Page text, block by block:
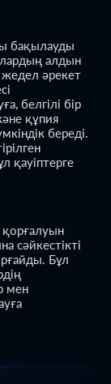
бақылауды
алдын
жедел әрекет
белгілі бір
құпия
береді.
қауіптерге
сәйкестікті
Бұл
мен